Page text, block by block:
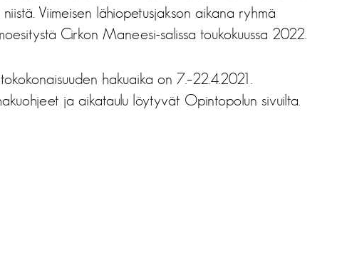
Viimeisen lähiopetusjakson aikana ryhmä
Cirkon Maneesi-salissa toukokuussa 2022.
hakuaika on 7.–22.4.2021.
ja aikataulu löytyvät Opintopolun sivuilta.